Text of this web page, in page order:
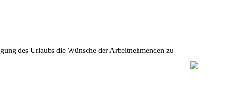
des Urlaubs die Wünsche der Arbeitnehmenden zu